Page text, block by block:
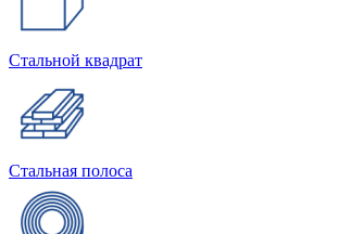
Стальной квадрат
Стальная полоса